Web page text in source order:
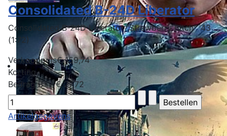
Consolidated B-24D Liberator
Consolidated B-24D Liberator "Strawberry Bitch" '43
(1:72)
Verkoopprijs€ 159,74
Korting
Bedrag BTW€ 27,72
Artikelgegevens